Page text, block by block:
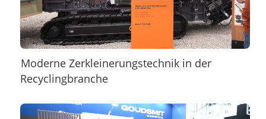
Moderne Zerkleinerungstechnik in der
Recyclingbranche